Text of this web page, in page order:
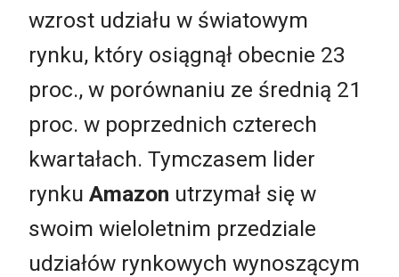
wzrost udziału w światowym
rynku, który osiągnął obecnie 23
proc., w porównaniu ze średnią 21
proc. w poprzednich czterech
kwartałach. Tymczasem lider
rynku Amazon utrzymał się w
swoim wieloletnim przedziale
udziałów rynkowych wynoszącym